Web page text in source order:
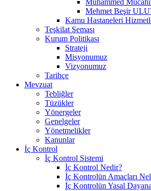
Mehmet Beşir
Kamu Hastaneleri
Teşkilat Şeması
Kurum Politikası
Strateji
Misyonumuz
Vizyonumuz
Tarihçe
Mevzuat
Tebliğler
Tüzükler
Yönergeler
Genelgeler
Yönetmelikler
Kanunlar
İç Kontrol
İç Kontrol Sistemi
İç Kontrol Nedir?
İç Kontrolün Amaçları
İç Kontrolün Yasal